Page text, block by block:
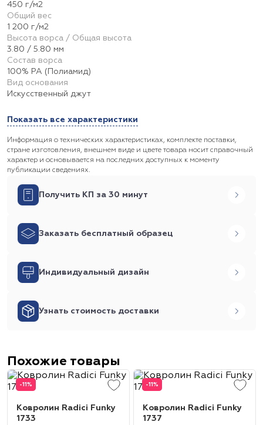
450 г/м2
Общий вес
1 200 г/м2
Высота ворса / Общая высота
3.80 / 5.80 мм
Состав ворса
100% PA (Полиамид)
Вид основания
Искусственный джут
Показать все характеристики
Информация о технических характеристиках, комплекте поставки,
стране изготовления, внешнем виде и цвете товара носит справочный
характер и основывается на последних доступных к моменту
публикации сведениях.
Получить КП за 30 минут
Заказать бесплатный образец
Индивидуальный дизайн
Узнать стоимость доставки
Похожие товары
-11%
Ковролин Radici Funky
1733
-11%
Ковролин Radici Funky
1737